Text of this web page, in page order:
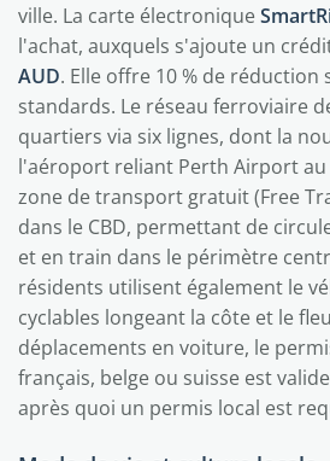
ville. La carte électronique
l'achat, auxquels s'ajoute un
AUD. Elle offre 10 % de réduction
standards. Le réseau ferroviaire
quartiers via six lignes, dont la
l'aéroport reliant Perth Airport au
zone de transport gratuit (Free
dans le CBD, permettant de
et en train dans le périmètre
résidents utilisent également le
cyclables longeant la côte et le
déplacements en voiture, le
français, belge ou suisse est
après quoi un permis local est